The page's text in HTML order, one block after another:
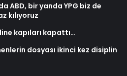
ABD, bir yanda YPG biz de
kılıyoruz
kapıları kapattı…
dosyası ikinci kez disiplin